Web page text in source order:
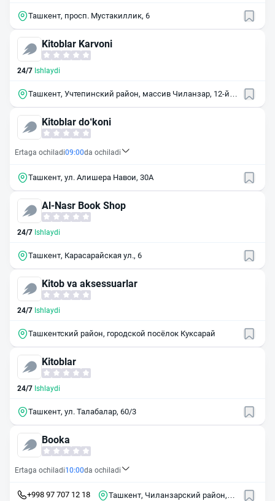
Ташкент, просп. Мустакиллик, 6
Kitoblar Karvoni
24/7 Ishlaydi
Ташкент, Учтепинский район, массив Чиланзар, 12-й
Kitoblar do‘koni
Ertaga ochiladi09:00da ochiladi
Ташкент, ул. Алишера Навои, 30А
Al-Nasr Book Shop
24/7 Ishlaydi
Ташкент, Карасарайская ул., 6
Kitob va aksessuarlar
24/7 Ishlaydi
Ташкентский район, городской посёлок Куксарай
Kitoblar
24/7 Ishlaydi
Ташкент, ул. Талабалар, 60/3
Booka
Ertaga ochiladi10:00da ochiladi
+998 97 707 12 18
Ташкент, Чиланзарский район,